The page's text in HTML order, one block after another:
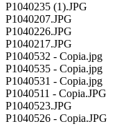
P1040235 (1).JPG
P1040207.JPG
P1040226.JPG
P1040217.JPG
P1040532 - Copia.jpg
P1040535 - Copia.jpg
P1040531 - Copia.jpg
P1040511 - Copia.JPG
P1040523.JPG
P1040526 - Copia.JPG